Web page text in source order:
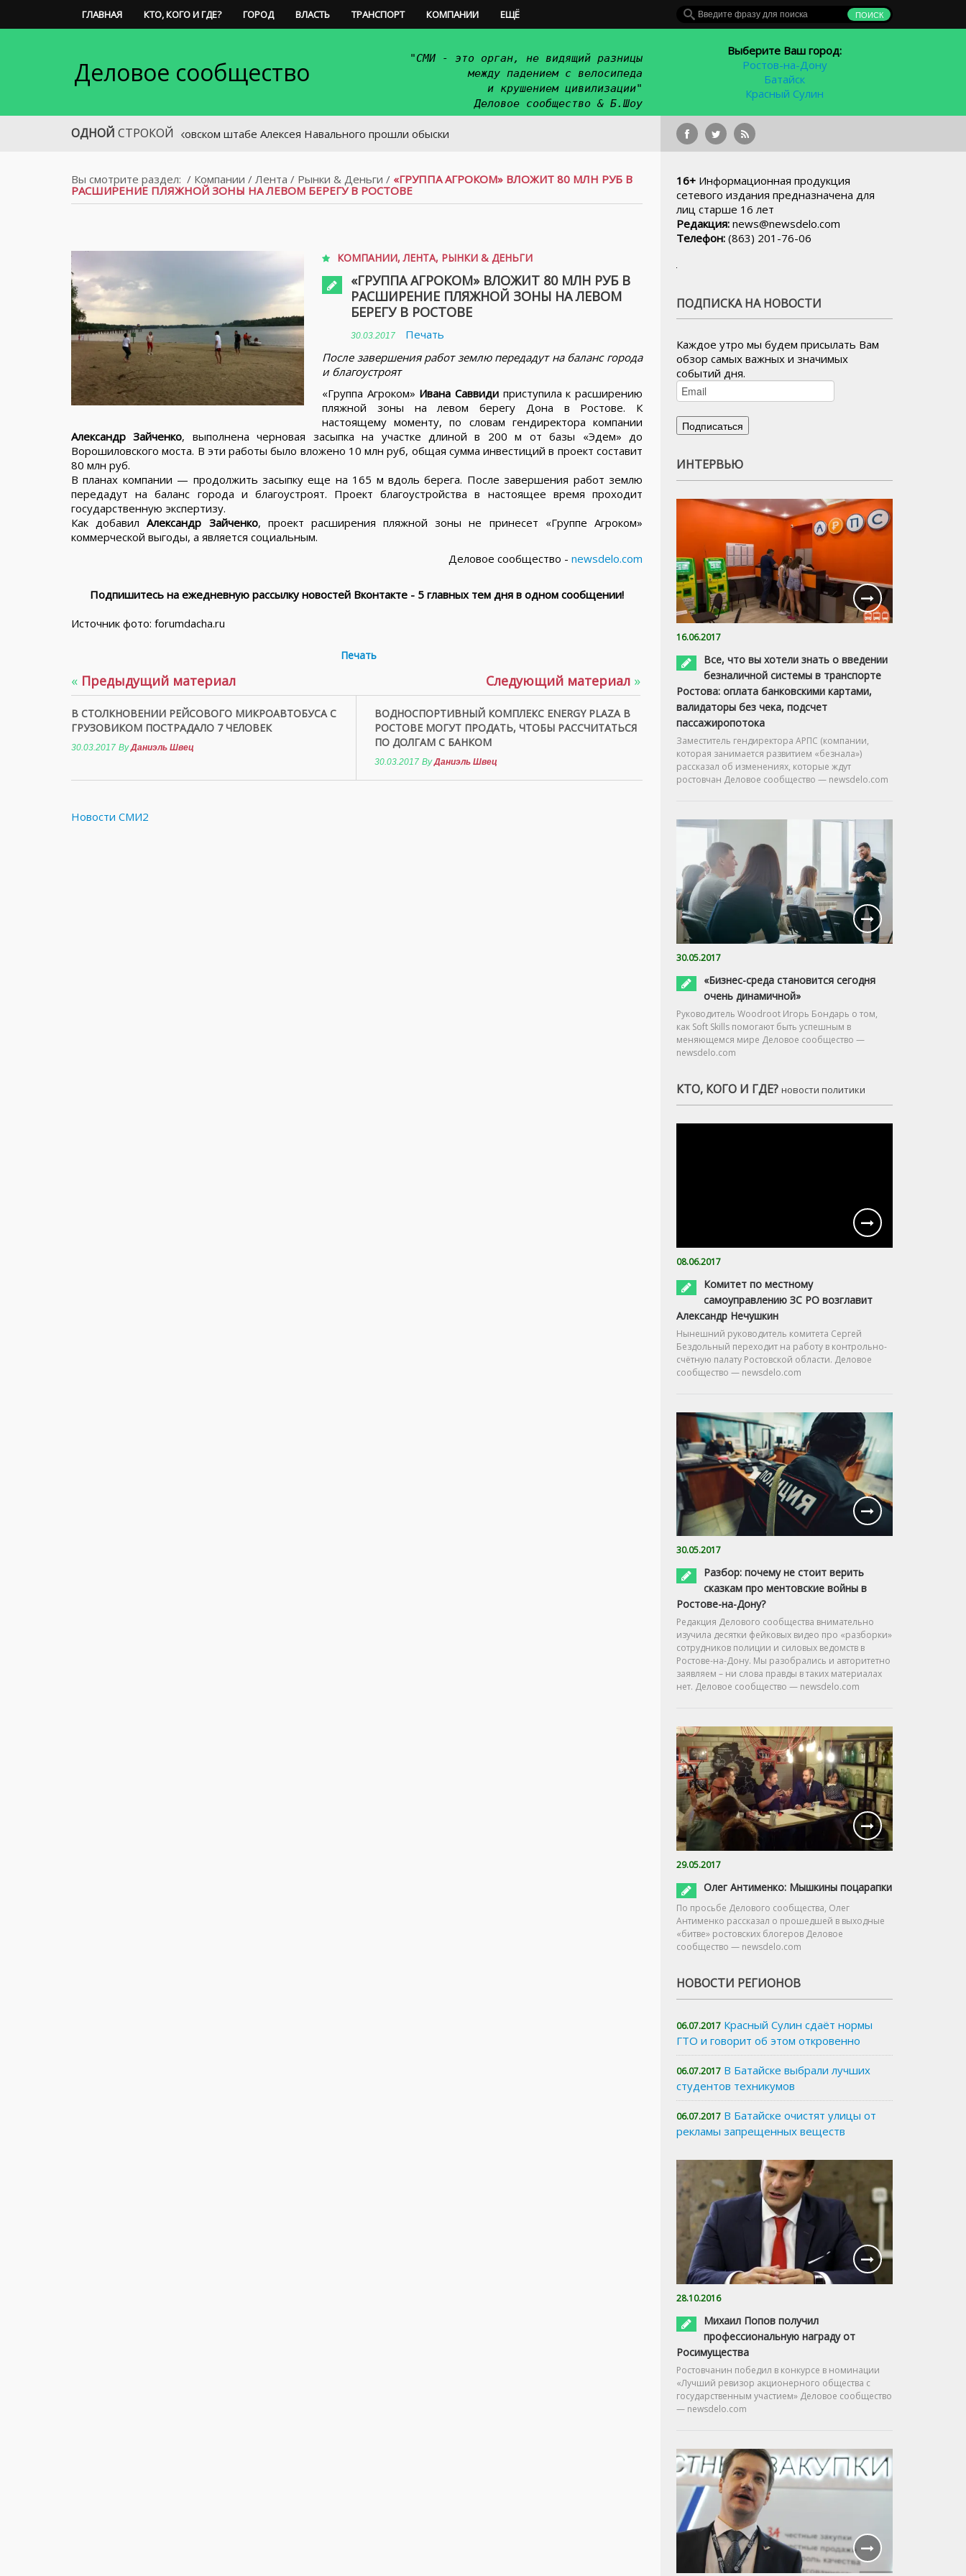
ГЛАВНАЯ КТО, КОГО И ГДЕ? ГОРОД ВЛАСТЬ ТРАНСПОРТ КОМПАНИИ ЕЩЁ
Деловое сообщество
"СМИ - это орган, не видящий разницы
между падением с велосипеда
и крушением цивилизации"
Деловое сообщество & Б.Шоу
Выберите Ваш город:
Ростов-на-Дону
Батайск
Красный Сулин
ОДНОЙ СТРОКОЙ
В московском штабе Алексея Навального прошли обыски
Вы смотрите раздел: / Компании / Лента / Рынки & Деньги / «ГРУППА АГРОКОМ» ВЛОЖИТ 80 МЛН РУБ В
РАСШИРЕНИЕ ПЛЯЖНОЙ ЗОНЫ НА ЛЕВОМ БЕРЕГУ В РОСТОВЕ
КОМПАНИИ,ЛЕНТА, РЫНКИ & ДЕНЬГИ
«ГРУППА АГРОКОМ» ВЛОЖИТ 80 МЛН РУБ В
РАСШИРЕНИЕ ПЛЯЖНОЙ ЗОНЫ НА ЛЕВОМ
БЕРЕГУ В РОСТОВЕ
30.03.2017
Печать
После завершения работ землю передадут на баланс города
и благоустроят
«Группа Агроком» Ивана Саввиди приступила к расширению
пляжной зоны на левом берегу Дона в Ростове. К
настоящему моменту, по словам гендиректора компании
Александр Зайченко, выполнена черновая засыпка на участке длиной в 200 м от базы «Эдем» до
Ворошиловского моста. В эти работы было вложено 10 млн руб, общая сумма инвестиций в проект составит
80 млн руб.
В планах компании — продолжить засыпку еще на 165 м вдоль берега. После завершения работ землю
передадут на баланс города и благоустроят. Проект благоустройства в настоящее время проходит
государственную экспертизу.
Как добавилАлександр Зайченко, проект расширения пляжной зоны не принесет «Группе Агроком»
коммерческой выгоды, а является социальным.
Деловое сообщество - newsdelo.com
Подпишитесь на ежедневную рассылку новостей Вконтакте - 5 главных тем дня в одном сообщении!
Источник фото: forumdacha.ru
Печать
« Предыдущий материал
В СТОЛКНОВЕНИИ РЕЙСОВОГО МИКРОАВТОБУСА С
ГРУЗОВИКОМ ПОСТРАДАЛО 7 ЧЕЛОВЕК
30.03.2017 ByДаниэль Швец
Следующий материал »
ВОДНОСПОРТИВНЫЙ КОМПЛЕКС ENERGY PLAZA В
РОСТОВЕ МОГУТ ПРОДАТЬ, ЧТОБЫ РАССЧИТАТЬСЯ
ПО ДОЛГАМ С БАНКОМ
30.03.2017 ByДаниэль Швец
Новости СМИ2
16+ Информационная продукция
сетевого издания предназначена для
лиц старше 16 лет
Редакция: news@newsdelo.com
Телефон: (863) 201-76-06
ПОДПИСКА НА НОВОСТИ
Каждое утро мы будем присылать Вам
обзор самых важных и значимых
событий дня.
ИНТЕРВЬЮ
16.06.2017
Все, что вы хотели знать о введении
безналичной системы в транспорте
Ростова: оплата банковскими картами,
валидаторы без чека, подсчет
пассажиропотока
Заместитель гендиректора АРПС (компании,
которая занимается развитием «безнала»)
рассказал об изменениях, которые ждут
ростовчан Деловое сообщество — newsdelo.com
30.05.2017
«Бизнес-среда становится сегодня
очень динамичной»
Руководитель Woodroot Игорь Бондарь о том,
как Soft Skills помогают быть успешным в
меняющемся мире Деловое сообщество —
newsdelo.com
КТО, КОГО И ГДЕ? новости политики
08.06.2017
Комитет по местному
самоуправлению ЗС РО возглавит
Александр Нечушкин
Нынешний руководитель комитета Сергей
Бездольный переходит на работу в контрольно-
счётную палату Ростовской области. Деловое
сообщество — newsdelo.com
30.05.2017
Разбор: почему не стоит верить
сказкам про ментовские войны в
Ростове-на-Дону?
Редакция Делового сообщества внимательно
изучила десятки фейковых видео про «разборки»
сотрудников полиции и силовых ведомств в
Ростове-на-Дону. Мы разобрались и авторитетно
заявляем – ни слова правды в таких материалах
нет. Деловое сообщество — newsdelo.com
29.05.2017
Олег Антименко: Мышкины поцарапки
По просьбе Делового сообщества, Олег
Антименко рассказал о прошедшей в выходные
«битве» ростовских блогеров Деловое
сообщество — newsdelo.com
НОВОСТИ РЕГИОНОВ
06.07.2017 Красный Сулин сдаёт нормы
ГТО и говорит об этом откровенно
06.07.2017 В Батайске выбрали лучших
студентов техникумов
06.07.2017 В Батайске очистят улицы от
рекламы запрещенных веществ
28.10.2016
Михаил Попов получил
профессиональную награду от
Росимущества
Ростовчанин победил в конкурсе в номинации
«Лучший ревизор акционерного общества с
государственным участием» Деловое сообщество
— newsdelo.com